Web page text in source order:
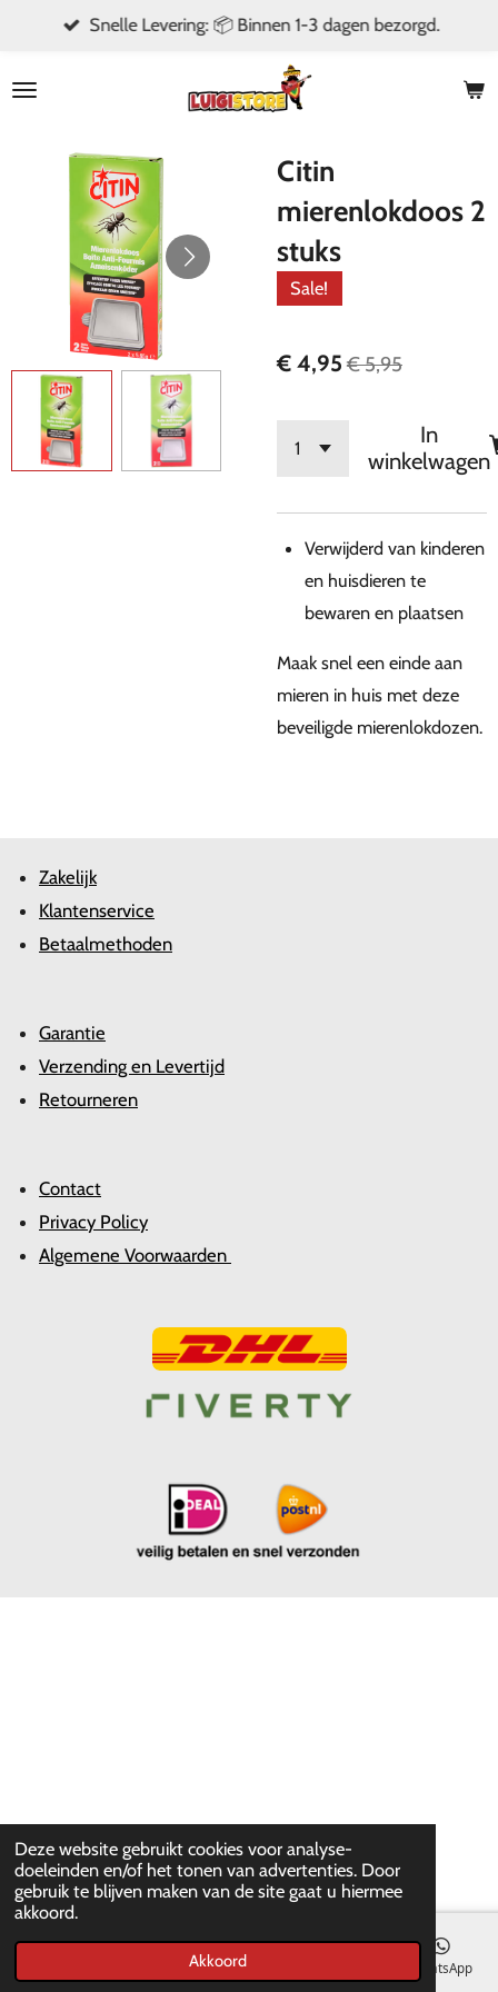
Deze website gebruikt cookies voor analyse-
doeleinden en/of het tonen van advertenties. Door
gebruik te blijven maken van de site gaat u hiermee
akkoord.
Akkoord
naar
hoofdinhoud
Snelle Levering: 📦 Binnen 1-3 dagen bezorgd.
Citin
mierenlokdoos 2
stuks
Sale!
€ 4,95 € 5,95
In
winkelwagen
Verwijderd van kinderen
en huisdieren te
bewaren en plaatsen
Maak snel een einde aan
mieren in huis met deze
beveiligde mierenlokdozen.
Zakelijk
Klantenservice
Betaalmethoden
Garantie
Verzending en Levertijd
Retourneren
Contact
Privacy Policy
Algemene Voorwaarden
E-mailadres WhatsApp